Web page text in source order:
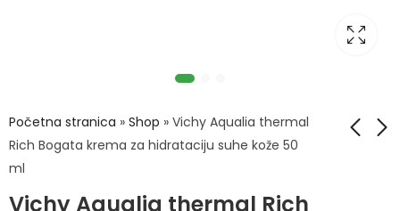
Početna stranica » Shop » Vichy Aqualia thermal
Rich Bogata krema za hidrataciju suhe kože 50
ml
Vichy Aqualia thermal Rich
Napredna
thermal Legere